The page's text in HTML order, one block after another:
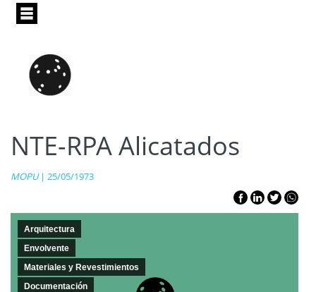
Pasar
principal
NTE-RPA Alicatados
MOPU| 25/05/1973
Arquitectura
Envolvente
Materiales y Revestimientos
Documentación